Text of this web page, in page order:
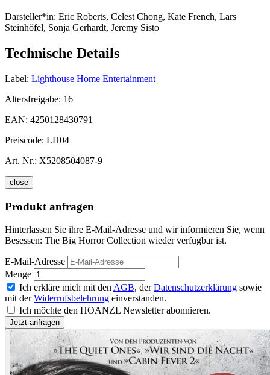
Darsteller*in: Eric Roberts, Celest Chong, Kate French, Lars
Steinhöfel, Sonja Gerhardt, Jeremy Sisto
Technische Details
Label: Lighthouse Home Entertainment
Altersfreigabe: 16
EAN: 4250128430791
Preiscode: LH04
Art. Nr.: X5208504087-9
close
Produkt anfragen
Hinterlassen Sie ihre E-Mail-Adresse und wir informieren Sie, wenn
Besessen: The Big Horror Collection wieder verfügbar ist.
E-Mail-Adresse
Menge
Ich erkläre mich mit den AGB, derDatenschutzerklärung sowie
mit derWiderrufsbelehrung einverstanden.
Ich möchte den HOANZL Newsletter abonnieren.